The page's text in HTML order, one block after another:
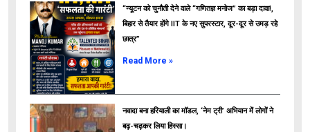
ads
“न्यूटन को चुनौती देने वाले “गणितज्ञ मनोज” का बड़ा दावा!,
बिहार से तैयार होंगे IIT के नए सुपरस्टार, दूर-दूर से उमड़ रहे
छात्र”
Read More »
नवादा बना हरियाली का मॉडल, ‘नेम ट्री’ अभियान में लोगों ने
बढ़-चढ़कर लिया हिस्सा।